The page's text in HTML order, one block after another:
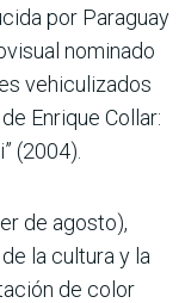
por Paraguay
nominado
vehiculizados
Enrique Collar:
(2004).
de agosto),
la cultura y la
de color